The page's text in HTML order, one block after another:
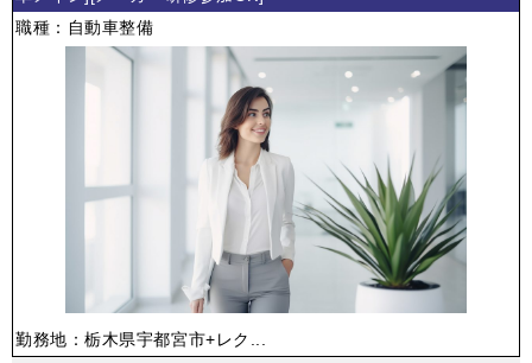
職種：自動車整備
勤務地：栃木県宇都宮市+レク...